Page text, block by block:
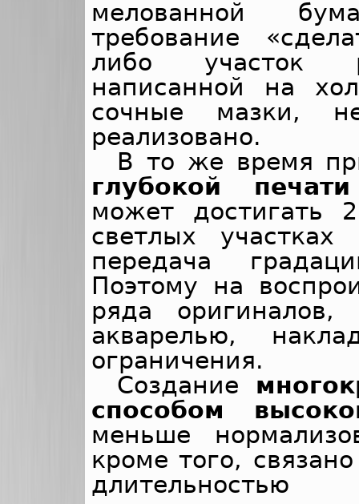
мелованной
требование
либо участок
написанной на
сочные мазки,
реализовано.
В то же время
глубокой
может достигать
светлых
передача
Поэтому на
ряда оригиналов,
акварелью,
ограничения.
Создание
способом
меньше
кроме того,
длительностью